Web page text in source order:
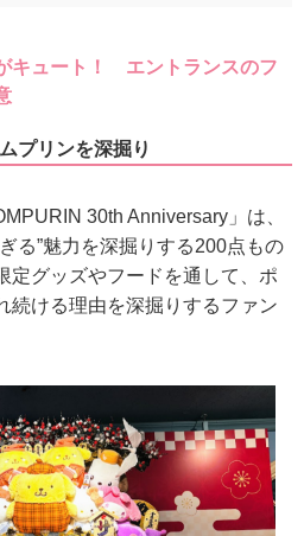
キュート！ エントランスのフ
プリンを深掘り
30th Anniversary」は、
る”魅力を深掘りする200点もの
定グッズやフードを通して、ポ
続ける理由を深掘りするファン